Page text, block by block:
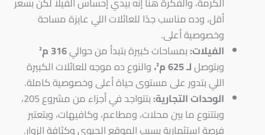
أقل، وده مناسب جدًا للعائلات اللي عايزة مساحة
وخصوصية أعلى.
الفيلات: بمساحات كبيرة بتبدأ من حوالي316 م²
وبتوصللـ 625 م²،
والنوع ده موجه للعائلات الكبيرة
اللي بتدور على مستوى حياة أعلى وخصوصية كاملة.
الوحدات التجارية:
بتتواجد في أجزاء من مشروع 205،
وبتتنوع ما بين محلات، ومطاعم، وكافيهات، وبتعتبر
فرصة استثمارية بسبب الموقع الحيوي وكثافة الزوار.